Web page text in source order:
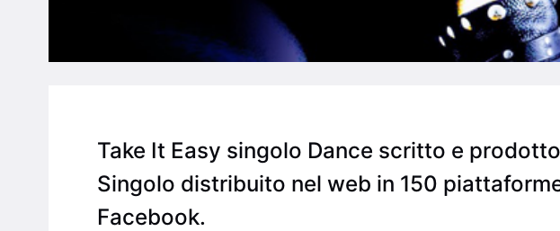
Take It Easy singolo Dance scritto e
Singolo distribuito nel web in 150
Facebook.